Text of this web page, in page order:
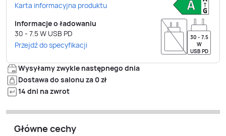
Karta informacyjna produktu
Informacje o ładowaniu
30 - 7.5W USB PD
Przejdź do specyfikacji
30 - 7.5
W
USB PD
Wysyłamy zwykle następnego dnia
Dostawa do salonu za 0 zł
14 dni na zwrot
Główne cechy